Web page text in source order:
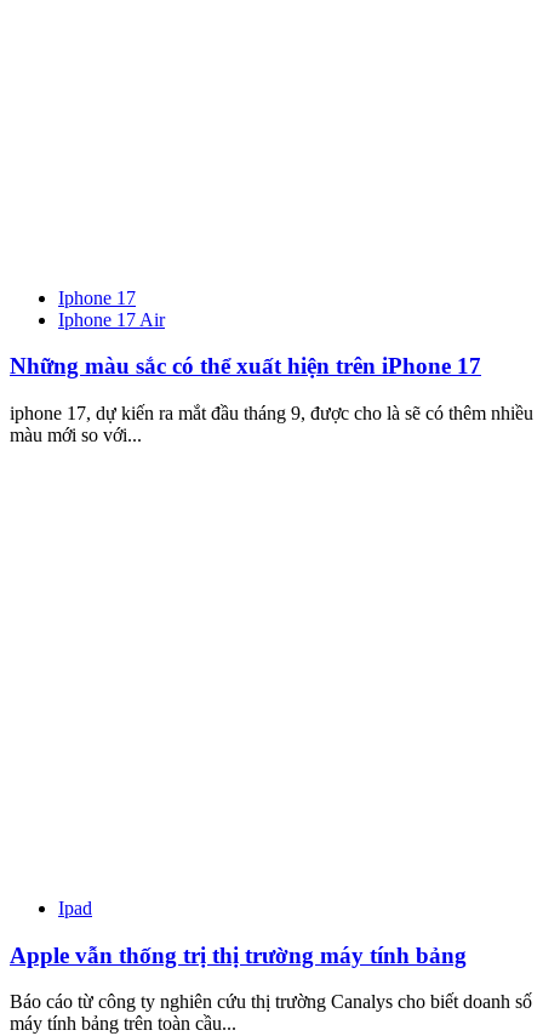
Iphone 17
Iphone 17 Air
Những màu sắc có thể xuất hiện trên iPhone 17
iphone 17, dự kiến ra mắt đầu tháng 9, được cho là sẽ có thêm nhiều
màu mới so với...
Ipad
Apple vẫn thống trị thị trường máy tính bảng
Báo cáo từ công ty nghiên cứu thị trường Canalys cho biết doanh số
máy tính bảng trên toàn cầu...